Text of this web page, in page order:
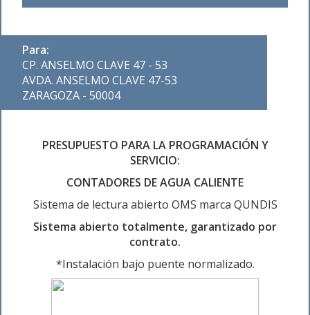
Para:
CP. ANSELMO CLAVE 47 - 53
AVDA. ANSELMO CLAVE 47-53
ZARAGOZA - 50004
PRESUPUESTO PARA LA PROGRAMACIÓN Y
SERVICIO:
CONTADORES DE AGUA CALIENTE
Sistema de lectura abierto OMS marca QUNDIS
Sistema abierto totalmente, garantizado por
contrato.
*Instalación bajo puente normalizado.